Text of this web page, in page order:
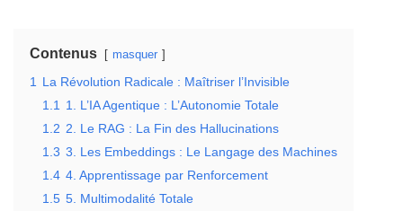
Contenus masquer
1 La Révolution Radicale : Maîtriser l’Invisible
1.1 1. L’IA Agentique : L’Autonomie Totale
1.2 2. Le RAG : La Fin des Hallucinations
1.3 3. Les Embeddings : Le Langage des Machines
1.4 4. Apprentissage par Renforcement
1.5 5. Multimodalité Totale